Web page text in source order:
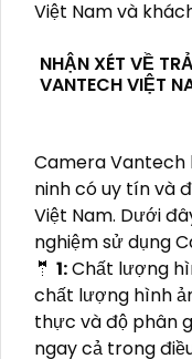
Việt Nam và
NHẬN XÉT VỀ
VANTECH VIỆT
Camera Vantech
ninh có uy tín và
Việt Nam. Dưới
nghiệm sử dụng
🤵 1:Chất lượng
chất lượng hình
thực và độ phân
ngay cả trong